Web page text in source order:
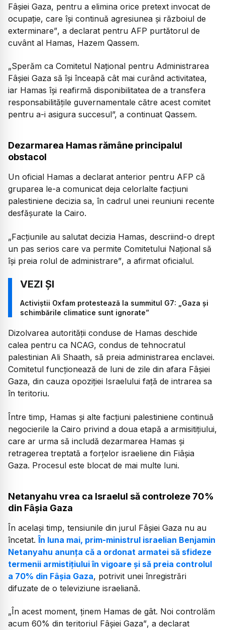
Fâșiei Gaza, pentru a elimina orice pretext invocat de
ocupație, care își continuă agresiunea și războiul de
exterminare”, a declarat pentru AFP purtătorul de
cuvânt al Hamas, Hazem Qassem.
„Sperăm ca Comitetul Național pentru Administrarea
Fâșiei Gaza să își înceapă cât mai curând activitatea,
iar Hamas își reafirmă disponibilitatea de a transfera
responsabilitățile guvernamentale către acest comitet
pentru a-i asigura succesul”, a continuat Qassem.
Dezarmarea Hamas rămâne principalul
obstacol
Un oficial Hamas a declarat anterior pentru AFP că
gruparea le-a comunicat deja celorlalte facțiuni
palestiniene decizia sa, în cadrul unei reuniuni recente
desfășurate la Cairo.
„Facțiunile au salutat decizia Hamas, descriind-o drept
un pas serios care va permite Comitetului Național să
își preia rolul de administrare”, a afirmat oficialul.
Activiștii Oxfam protestează la summitul G7: „Gaza și
schimbările climatice sunt ignorate”
Dizolvarea autorității conduse de Hamas deschide
calea pentru ca NCAG, condus de tehnocratul
palestinian Ali Shaath, să preia administrarea enclavei.
Comitetul funcționează de luni de zile din afara Fâșiei
Gaza, din cauza opoziției Israelului față de intrarea sa
în teritoriu.
Între timp, Hamas și alte facțiuni palestiniene continuă
negocierile la Cairo privind a doua etapă a armisitițiului,
care ar urma să includă dezarmarea Hamas și
retragerea treptată a forțelor israeliene din Fiâșia
Gaza. Procesul este blocat de mai multe luni.
Netanyahu vrea ca Israelul să controleze 70%
din Fâșia Gaza
În același timp, tensiunile din jurul Fâșiei Gaza nu au
încetat. În luna mai, prim-ministrul israelian Benjamin
Netanyahu anunța că a ordonat armatei să sfideze
termenii armistițiului în vigoare și să preia controlul
a 70% din Fâșia Gaza, potrivit unei înregistrări
difuzate de o televiziune israeliană.
„În acest moment, ținem Hamas de gât. Noi controlăm
acum 60% din teritoriul Fâșiei Gaza”, a declarat